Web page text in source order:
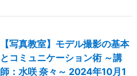
【写真教室】モデル撮影の基本
とコミュニケーション術 ～講
師：水咲 奈々～ 2024年10月1